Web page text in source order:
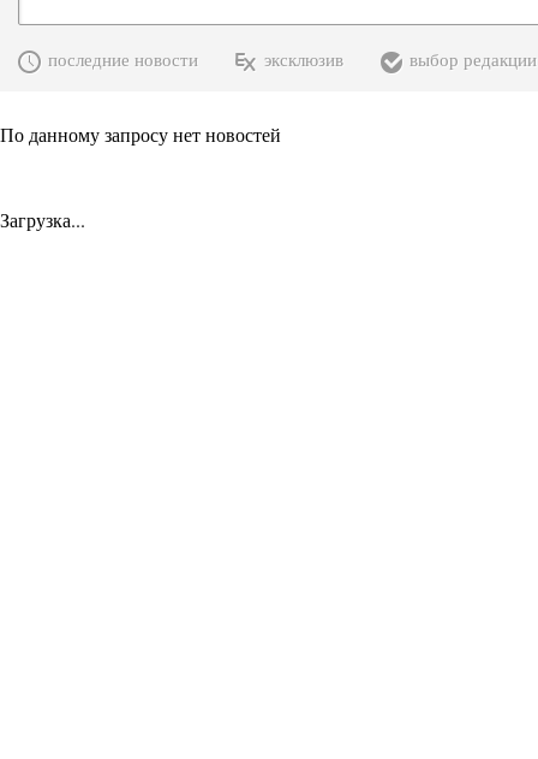
последние новости эксклюзив выбор редакции
По данному запросу нет новостей
Загрузка...